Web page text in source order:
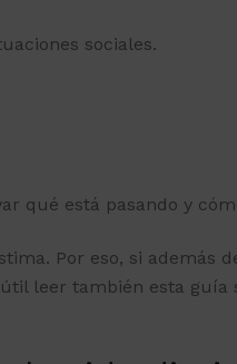
sociales.
qué está pasando y
Por eso, si además
leer también esta guía